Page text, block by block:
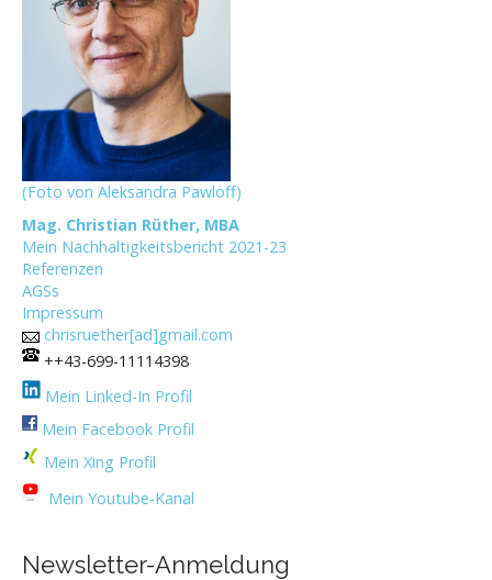
(Foto von Aleksandra Pawloff)
Mag. Christian Rüther, MBA
Mein Nachhaltigkeitsbericht 2021-23
Referenzen
AGSs
Impressum
chrisruether[ad]gmail.com
++43-699-11114398
Mein Linked-In Profil
Mein Facebook Profil
Mein Xing Profil
Mein Youtube-Kanal
Newsletter-Anmeldung